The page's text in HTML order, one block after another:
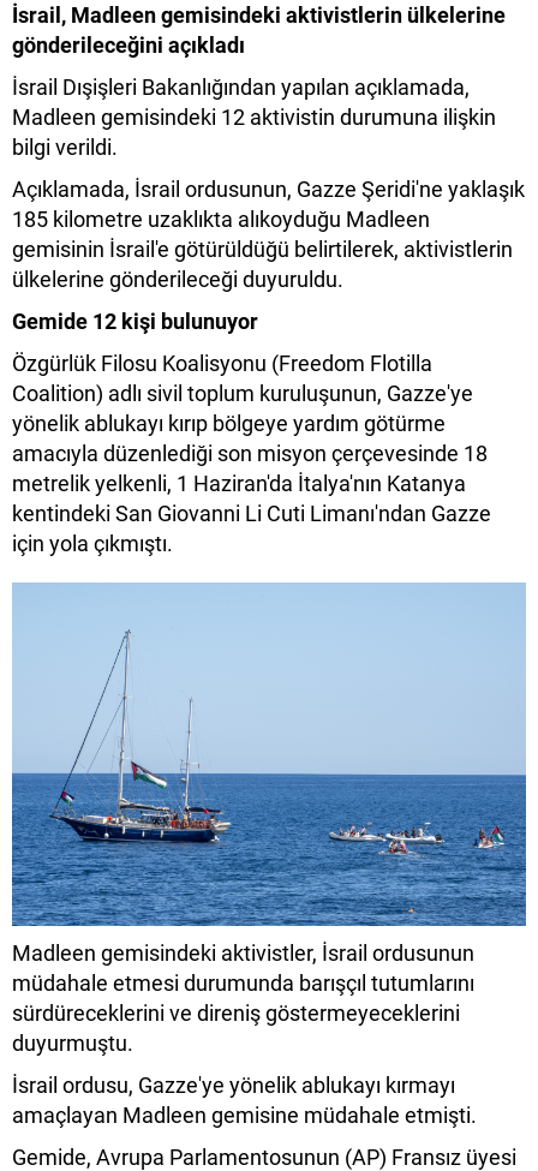
İsrail, Madleen gemisindeki aktivistlerin ülkelerine
gönderileceğini açıkladı
İsrail Dışişleri Bakanlığından yapılan açıklamada,
Madleen gemisindeki 12 aktivistin durumuna ilişkin
bilgi verildi.
Açıklamada, İsrail ordusunun, Gazze Şeridi'ne yaklaşık
185 kilometre uzaklıkta alıkoyduğu Madleen
gemisinin İsrail'e götürüldüğü belirtilerek, aktivistlerin
ülkelerine gönderileceği duyuruldu.
Gemide 12 kişi bulunuyor
Özgürlük Filosu Koalisyonu (Freedom Flotilla
Coalition) adlı sivil toplum kuruluşunun, Gazze'ye
yönelik ablukayı kırıp bölgeye yardım götürme
amacıyla düzenlediği son misyon çerçevesinde 18
metrelik yelkenli, 1 Haziran'da İtalya'nın Katanya
kentindeki San Giovanni Li Cuti Limanı'ndan Gazze
için yola çıkmıştı.
Madleen gemisindeki aktivistler, İsrail ordusunun
müdahale etmesi durumunda barışçıl tutumlarını
sürdüreceklerini ve direniş göstermeyeceklerini
duyurmuştu.
İsrail ordusu, Gazze'ye yönelik ablukayı kırmayı
amaçlayan Madleen gemisine müdahale etmişti.
Gemide, Avrupa Parlamentosunun (AP) Fransız üyesi